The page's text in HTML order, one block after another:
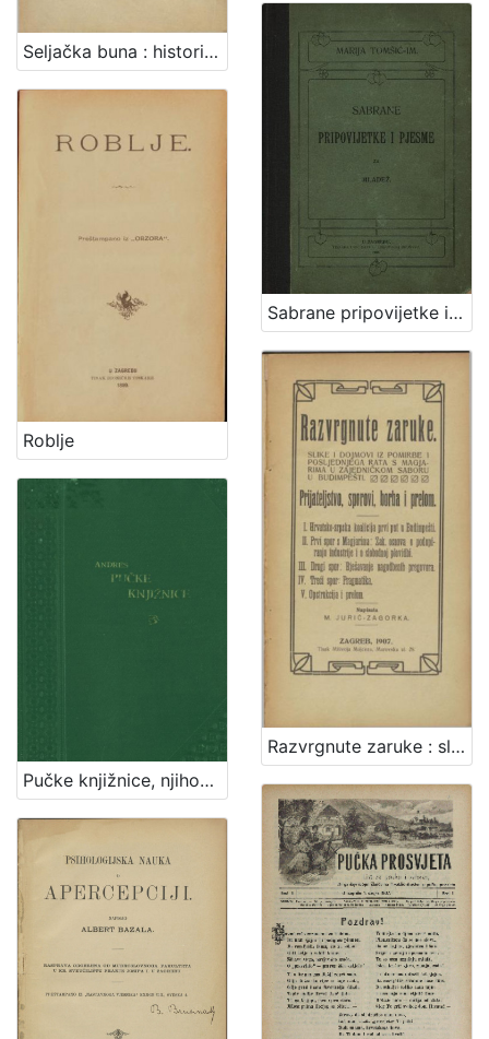
Seljačka buna : historična pripoviest XVI. vieka / napisao August Šenoa
Sabrane pripovijetke i pjesme za mladež / Marija Tomšić - Im
Roblje
Razvrgnute zaruke : slike i dojmovi iz pomirbe i posljednjega rata s Magjarima u zajedničkom saboru u Budimpešti : prijateljstvo, sporovi, borba i prelom / napisala M. Jurić-Zagorka.
Pučke knjižnice, njihovo osnivanje i uređenje : uz pravila i popis knjiga / priredio Franjo Andres. Zagreb, 1897. [Knjiga]